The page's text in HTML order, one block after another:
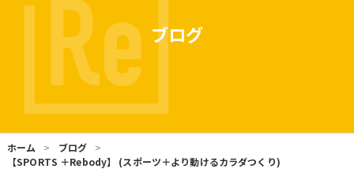
ブログ
ホーム
ブログ
【SPORTS ＋Rebody】 (スポーツ＋より動けるカラダつくり)